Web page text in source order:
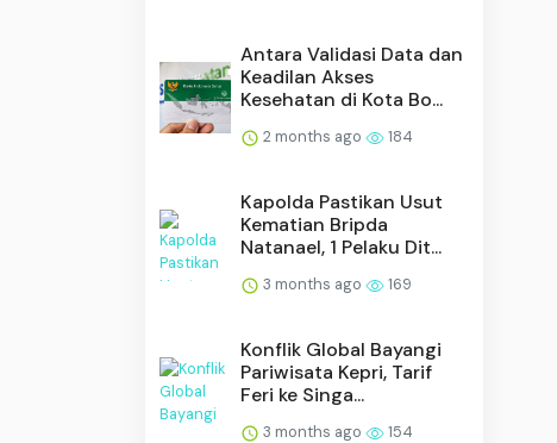
Antara Validasi Data dan
Keadilan Akses
Kesehatan di Kota Bo...
2 months ago 184
Kapolda Pastikan Usut
Kematian Bripda
Natanael, 1 Pelaku Dit...
3 months ago 169
Konflik Global Bayangi
Pariwisata Kepri, Tarif
Feri ke Singa...
3 months ago 154